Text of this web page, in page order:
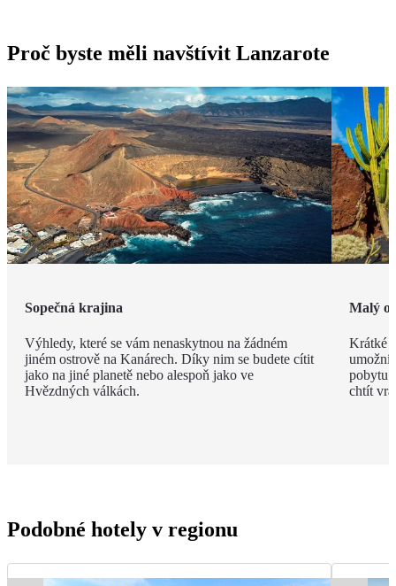
Proč byste měli navštívit Lanzarote
Sopečná krajina
Výhledy, které se vám nenaskytnou na žádném
jiném ostrově na Kanárech. Díky nim se budete cítit
jako na jiné planetě nebo alespoň jako ve
Hvězdných válkách.
Malý
Krátké
umožní
pobytu.
chtít
Podobné hotely v regionu